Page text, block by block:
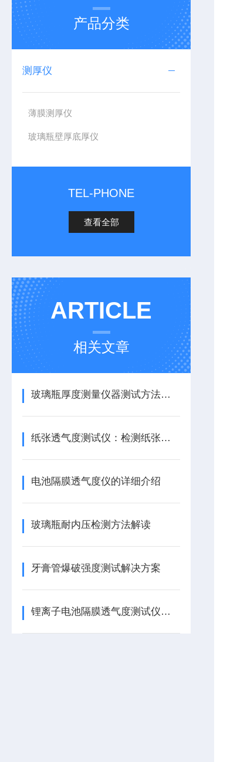
产品分类
测厚仪
薄膜测厚仪
玻璃瓶壁厚底厚仪
TEL-PHONE
查看全部
ARTICLE
相关文章
玻璃瓶厚度测量仪器测试方法步骤
纸张透气度测试仪：检测纸张的透气度
电池隔膜透气度仪的详细介绍
玻璃瓶耐内压检测方法解读
牙膏管爆破强度测试解决方案
锂离子电池隔膜透气度测试仪的介绍